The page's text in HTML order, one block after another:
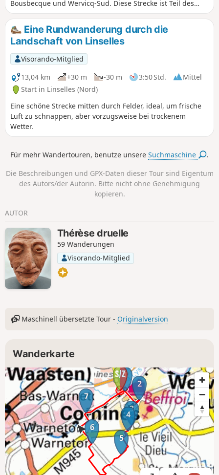
Bousbecque und Wervicq-Sud. Diese Strecke ist Teil des
Rundwegs „Circuit de la Montagne“ in Wervicq-Sud.
Eine Rundwanderung durch die
Landschaft von Linselles
Visorando-Mitglied
13,04 km
+30 m -30 m 3:50 Std.
Mittel
Start in Linselles (Nord)
Eine schöne Strecke mitten durch Felder, ideal, um frische
Luft zu schnappen, aber vorzugsweise bei trockenem
Wetter.
Für mehr Wandertouren, benutze unsereSuchmaschine .
Die Beschreibungen und GPX-Daten dieser Tour sind Eigentum
des Autors/der Autorin. Bitte nicht ohne Genehmigung
kopieren.
AUTOR
Thérèse druelle
59 Wanderungen
Visorando-Mitglied
Maschinell übersetzte Tour - Originalversion
Wanderkarte
1
2
3
4
5
6
7